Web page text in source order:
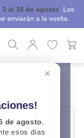
1 al 16 de agosto . Los
enviarán a la vuelta.
×
de agosto.
esos días